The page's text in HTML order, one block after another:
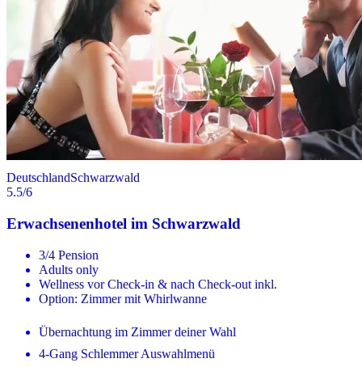
DeutschlandSchwarzwald
5.5/6
Erwachsenenhotel im Schwarzwald
3/4 Pension
Adults only
Wellness vor Check-in & nach Check-out inkl.
Option: Zimmer mit Whirlwanne
Übernachtung im Zimmer deiner Wahl
4-Gang Schlemmer Auswahlmenü